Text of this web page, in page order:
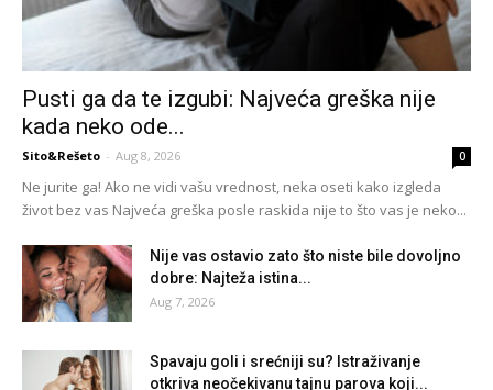
Pusti ga da te izgubi: Najveća greška nije
kada neko ode...
Sito&Rešeto - Aug 8, 2026 0
Ne jurite ga! Ako ne vidi vašu vrednost, neka oseti kako izgleda
život bez vas Najveća greška posle raskida nije to što vas je neko...
Nije vas ostavio zato što niste bile dovoljno
dobre: Najteža istina...
Aug 7, 2026
Spavaju goli i srećniji su? Istraživanje
otkriva neočekivanu tajnu parova koji...